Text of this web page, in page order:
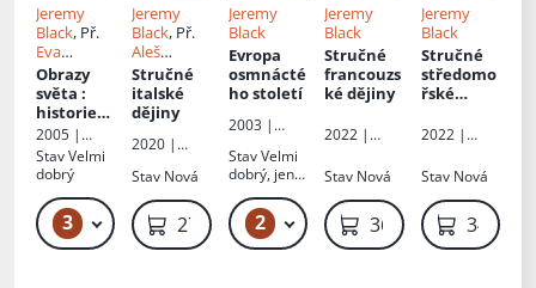
Jeremy
Black, Př.
Eva
Vybíralová
Obrazy
světa :
historie
map
2005 |
Knižní klub
StavVelmi
dobrý
3 219 Kč – 259 Kč
Jeremy
Black, Př.
Aleš
Valenta
Stručné
italské
dějiny
2020 |
Stav Nová
279 Kč
Jeremy
Black
Evropa
osmnácté
ho století
2003 |
StavVelmi
dobrý, jen
oděrky, ex
libris
původního
2 1 249 Kč – 7 699 Kč
Jeremy
Black
Stručné
francouzs
ké dějiny
2022 |
r.o.nakladat
Stav Nová
369 Kč
Jeremy
Black
Stručné
středomo
řské
2022 |
r.o.nakladat
Stav Nová
349 Kč